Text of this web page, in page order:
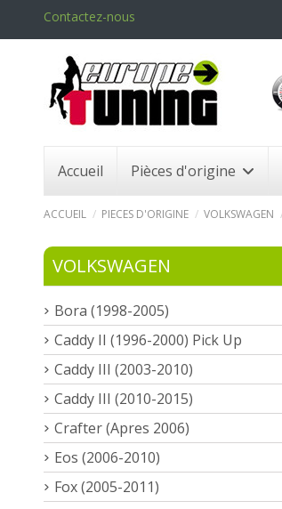
Contactez-nous
Accueil Pièces d'origine
ACCUEIL PIECES D'ORIGINE VOLKSWAGEN
VOLKSWAGEN
Bora (1998-2005)
Caddy II (1996-2000) Pick Up
Caddy III (2003-2010)
Caddy III (2010-2015)
Crafter (Apres 2006)
Eos (2006-2010)
Fox (2005-2011)